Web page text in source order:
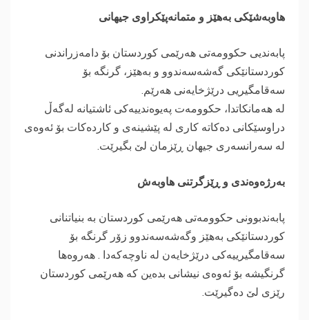
هاوبەشێکی بەهێز و متمانەپێکراوی جیهانی
پابەندیی حکوومەتی هەرێمی کوردستان بۆ دامەزراندنی
کوردستانێکی گەشەسەندوو و بەهێز، گرنگە بۆ
سەقامگیریی درێژخایەنی هەرێم.
لە هەمانکاتدا، حکوومەت پەیوەندییەکی ئاشتیانە لەگەڵ
دراوسێکانی دەکاتە کاری لە پێشینەی و کاردەکات بۆ ئەوەی
لە سەرانسەری جیهان ڕێزمان لێ بگیرێت.
بەرژەوەندی و ڕێزگرتنی هاوبەش
پابەندبوونی حکوومەتی هەرێمی کوردستان بە بنیاتنانی
کوردستانێکی بەهێز وگەشەسەندوو زۆر گرنگە بۆ
سەقامگیرییەکی درێژخایەن لە ناوچەکەدا . هەروەها
گرنگیشە بۆ ئەوەی نیشانی بدەین کە هەرێمی کوردستان
رێزی لێ دەگیرێت.